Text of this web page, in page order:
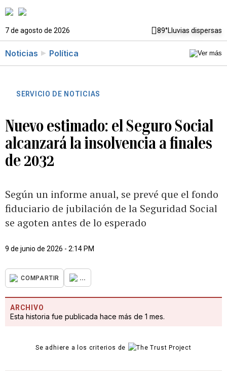
7 de agosto de 2026 89°Lluvias dispersas
Noticias Política
SERVICIO DE NOTICIAS
Nuevo estimado: el Seguro Social
alcanzará la insolvencia a finales
de 2032
Según un informe anual, se prevé que el fondo
fiduciario de jubilación de la Seguridad Social
se agoten antes de lo esperado
9 de junio de 2026 - 2:14 PM
COMPARTIR ...
ARCHIVO
Esta historia fue publicada hace más de 1 mes.
Se adhiere a los criterios de